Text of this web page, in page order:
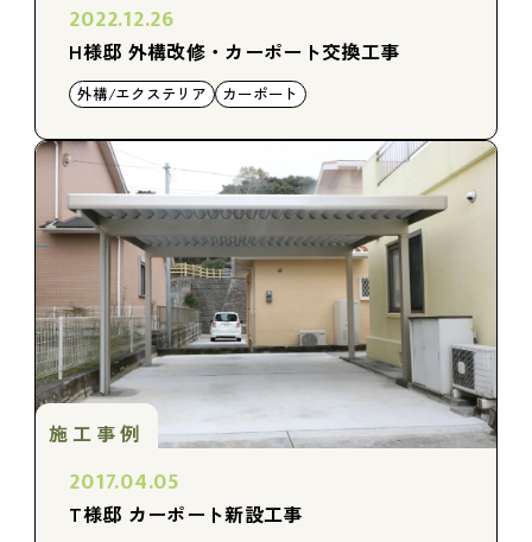
2022.12.26
H様邸 外構改修・カーポート交換工事
外構/エクステリア カーポート
施工事例
2017.04.05
T様邸 カーポート新設工事